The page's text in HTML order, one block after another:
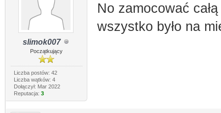
slimok007
Początkujący
Liczba postów: 42
Liczba wątków: 4
Dołączył: Mar 2022
Reputacja: 3
No zamocować
wszystko było na